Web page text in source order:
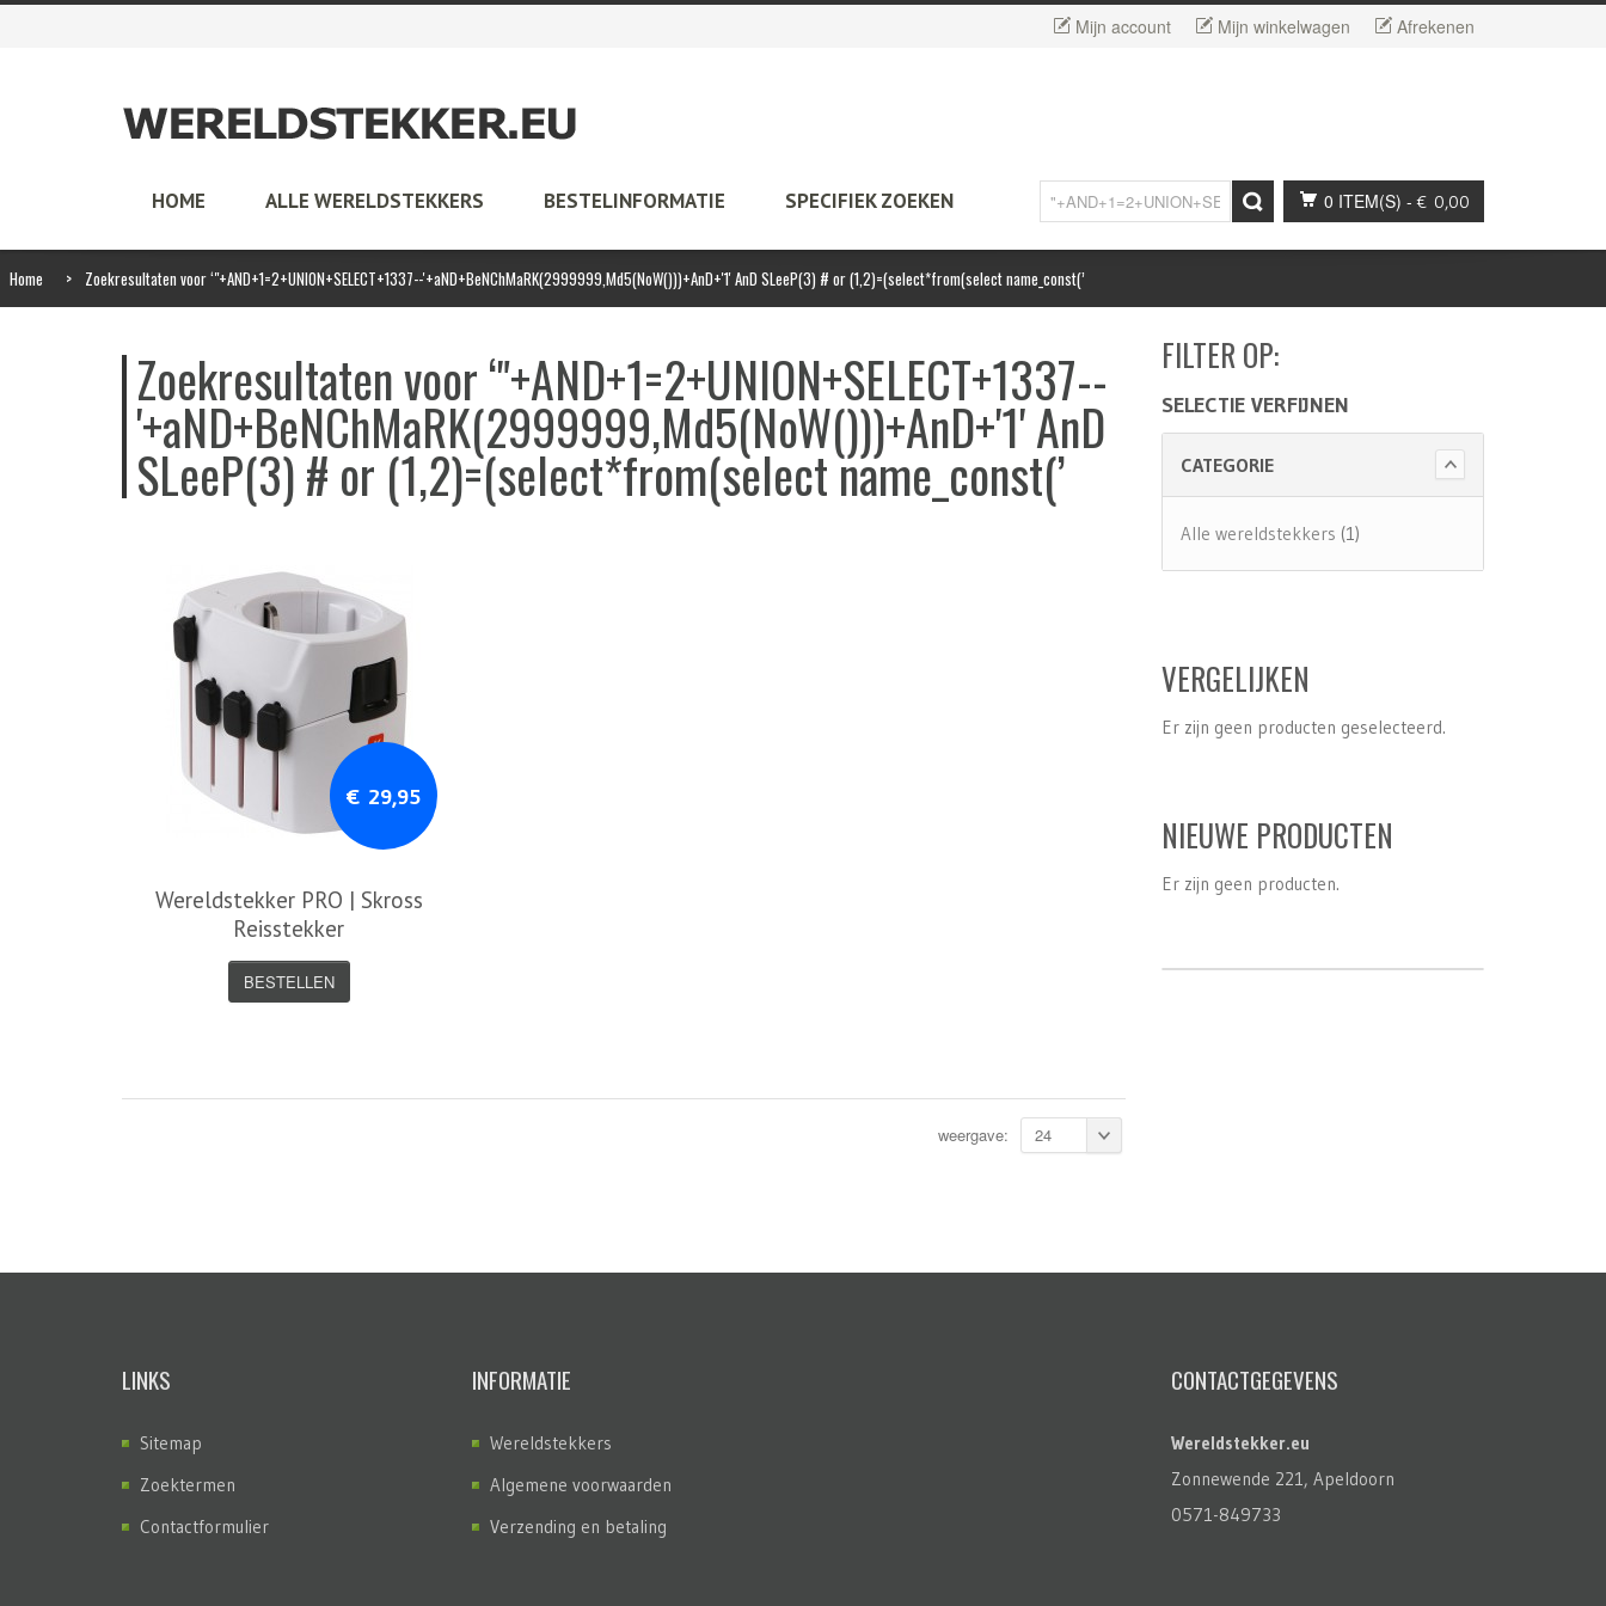
Mijn account Mijn winkelwagen Afrekenen
HOME ALLE WERELDSTEKKERS BESTELINFORMATIE SPECIFIEK ZOEKEN 0 ITEM(S) -€ 0,00
Home > Zoekresultaten voor ‘"+AND+1=2+UNION+SELECT+1337--'+aND+BeNChMaRK(2999999,Md5(NoW()))+AnD+'1' AnD SLeeP(3) # or (1,2)=(select*from(select name_const(’
Zoekresultaten voor ‘"+AND+1=2+UNION+SELECT+1337--
'+aND+BeNChMaRK(2999999,Md5(NoW()))+AnD+'1' AnD
SLeeP(3) # or (1,2)=(select*from(select name_const(’
€ 29,95
Wereldstekker PRO | Skross
Reisstekker
BESTELLEN
weergave: 24
FILTER OP:
SELECTIE VERFIJNEN
CATEGORIE
Alle wereldstekkers (1)
VERGELIJKEN
Er zijn geen producten geselecteerd.
NIEUWE PRODUCTEN
Er zijn geen producten.
LINKS
Sitemap
Zoektermen
Contactformulier
INFORMATIE
Wereldstekkers
Algemene voorwaarden
Verzending en betaling
CONTACTGEGEVENS
Wereldstekker.eu
Zonnewende 221, Apeldoorn
0571-849733